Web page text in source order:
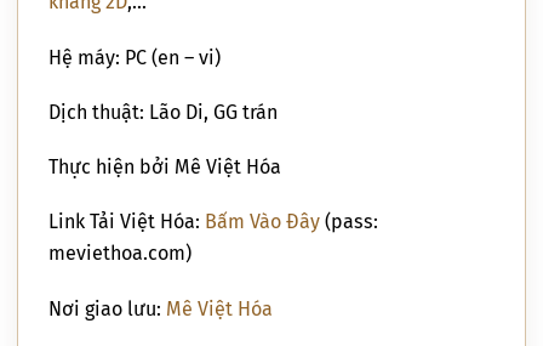
Hệ máy: PC (en – vi)
Dịch thuật: Lão Di, GG trán
Thực hiện bởi Mê Việt Hóa
Link Tải Việt Hóa: Bấm Vào Đây (pass:
meviethoa.com)
Nơi giao lưu: Mê Việt Hóa